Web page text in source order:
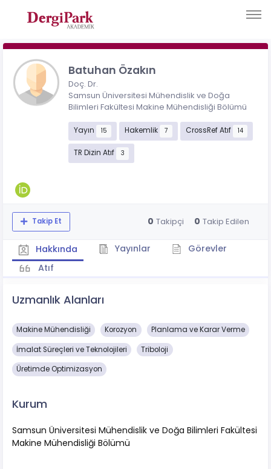
Batuhan Özakın
Doç. Dr.
Samsun Üniversitesi Mühendislik ve Doğa
Bilimleri Fakültesi Makine Mühendisliği Bölümü
Yayın 15 Hakemlik 7 CrossRef Atıf 14
TR Dizin Atıf 3
Takip Et 0 Takipçi 0 Takip Edilen
Hakkında Yayınlar
Görevler
Atıf
Uzmanlık Alanları
Makine Mühendisliği Korozyon Planlama ve Karar Verme
İmalat Süreçleri ve Teknolojileri Triboloji
Üretimde Optimizasyon
Kurum
Samsun Üniversitesi Mühendislik ve Doğa Bilimleri Fakültesi
Makine Mühendisliği Bölümü